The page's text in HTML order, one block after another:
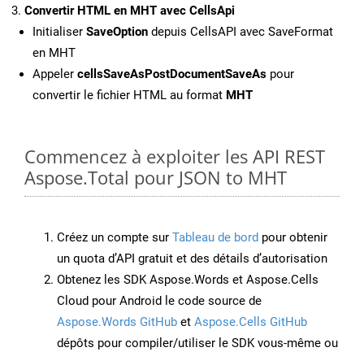
Convertir HTML en MHT avec CellsApi
Initialiser SaveOption depuis CellsAPI avec SaveFormat
en MHT
Appeler cellsSaveAsPostDocumentSaveAs pour
convertir le fichier HTML au format MHT
Commencez à exploiter les API REST
Aspose.Total pour JSON to MHT
Créez un compte sur Tableau de bord pour obtenir
un quota d’API gratuit et des détails d’autorisation
Obtenez les SDK Aspose.Words et Aspose.Cells
Cloud pour Android le code source de
Aspose.Words GitHub et Aspose.Cells GitHub
dépôts pour compiler/utiliser le SDK vous-même ou